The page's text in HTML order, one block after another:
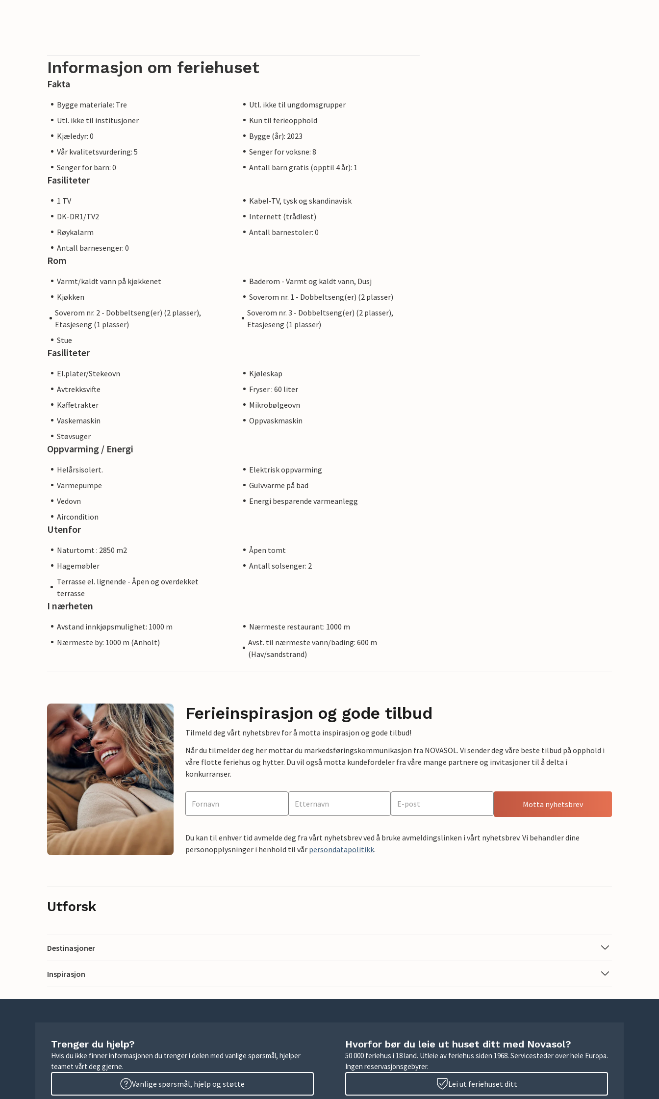
Informasjon om feriehuset
Fakta
Bygge materiale: Tre
Utl. ikke til ungdomsgrupper
Utl. ikke til institusjoner
Kun til ferieopphold
Kjæledyr: 0
Bygge (år): 2023
Vår kvalitetsvurdering: 5
Senger for voksne: 8
Senger for barn: 0
Antall barn gratis (opptil 4 år): 1
Fasiliteter
1 TV
Kabel-TV, tysk og skandinavisk
DK-DR1/TV2
Internett (trådløst)
Røykalarm
Antall barnestoler: 0
Antall barnesenger: 0
Rom
Varmt/kaldt vann på kjøkkenet
Baderom - Varmt og kaldt vann, Dusj
Kjøkken
Soverom nr. 1 - Dobbeltseng(er) (2 plasser)
Soverom nr. 2 - Dobbeltseng(er) (2 plasser),
Etasjeseng (1 plasser)
Soverom nr. 3 - Dobbeltseng(er) (2 plasser),
Etasjeseng (1 plasser)
Stue
Fasiliteter
El.plater/Stekeovn
Kjøleskap
Avtrekksvifte
Fryser : 60 liter
Kaffetrakter
Mikrobølgeovn
Vaskemaskin
Oppvaskmaskin
Støvsuger
Oppvarming / Energi
Helårsisolert.
Elektrisk oppvarming
Varmepumpe
Gulvvarme på bad
Vedovn
Energi besparende varmeanlegg
Aircondition
Utenfor
Naturtomt : 2850 m2
Åpen tomt
Hagemøbler
Antall solsenger: 2
Terrasse el. lignende - Åpen og overdekket
terrasse
I nærheten
Avstand innkjøpsmulighet: 1000 m
Nærmeste restaurant: 1000 m
Nærmeste by: 1000 m (Anholt)
Avst. til nærmeste vann/bading: 600 m
(Hav/sandstrand)
Ferieinspirasjon og gode tilbud
Tilmeld deg vårt nyhetsbrev for å motta inspirasjon og gode tilbud!
Når du tilmelder deg her mottar du markedsføringskommunikasjon fra NOVASOL. Vi sender deg våre beste tilbud på opphold i
våre flotte feriehus og hytter. Du vil også motta kundefordeler fra våre mange partnere og invitasjoner til å delta i
konkurranser.
Motta nyhetsbrev
Du kan til enhver tid avmelde deg fra vårt nyhetsbrev ved å bruke avmeldingslinken i vårt nyhetsbrev. Vi behandler dine
personopplysninger i henhold til vår persondatapolitikk.
Utforsk
Destinasjoner
Inspirasjon
Trenger du hjelp?
Hvis du ikke finner informasjonen du trenger i delen med vanlige spørsmål, hjelper
teamet vårt deg gjerne.
Vanlige spørsmål, hjelp og støtte
Hvorfor bør du leie ut huset ditt med Novasol?
50 000 feriehus i 18 land. Utleie av feriehus siden 1968. Servicesteder over hele Europa.
Ingen reservasjonsgebyrer.
Lei ut feriehuset ditt